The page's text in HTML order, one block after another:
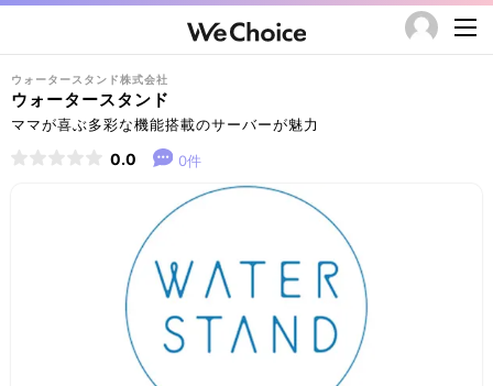
ウォータースタンド株式会社
ウォータースタンド
ママが喜ぶ多彩な機能搭載のサーバーが魅力
0.0 0件